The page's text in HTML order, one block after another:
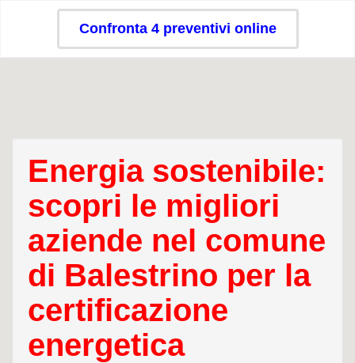
Confronta 4 preventivi online
Energia sostenibile:
scopri le migliori
aziende nel comune
di Balestrino per la
certificazione
energetica